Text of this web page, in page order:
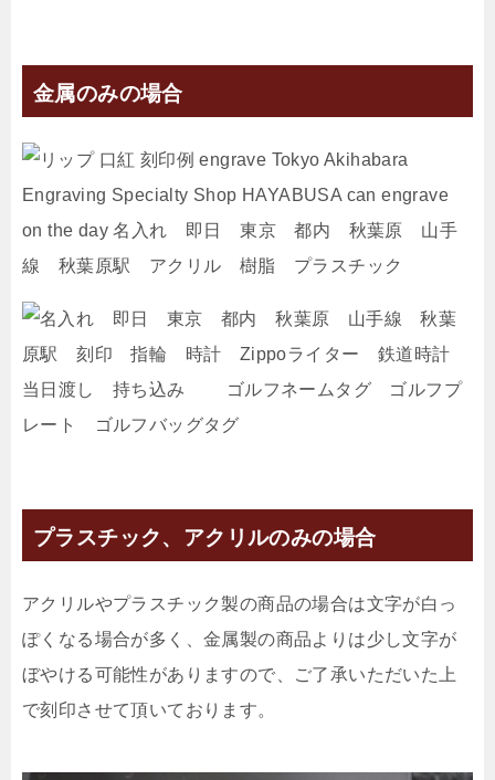
金属のみの場合
プラスチック、アクリルのみの場合
アクリルやプラスチック製の商品の場合は文字が白っ
ぽくなる場合が多く、金属製の商品よりは少し文字が
ぼやける可能性がありますので、ご了承いただいた上
で刻印させて頂いております。